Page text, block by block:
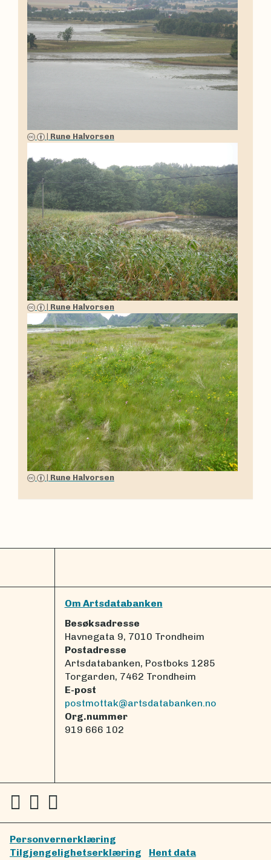
Rune Halvorsen
Rune Halvorsen
Rune Halvorsen
Om Artsdatabanken
Besøksadresse
Havnegata 9, 7010 Trondheim
Postadresse
Artsdatabanken, Postboks 1285
Torgarden, 7462 Trondheim
E-post
postmottak@artsdatabanken.no
Org.nummer
919 666 102
Personvernerklæring
Tilgjengelighetserklæring
Hent data